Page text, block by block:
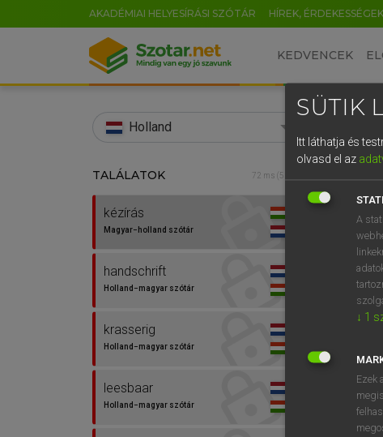
AKADÉMIAI HELYESÍRÁSI SZÓTÁR HÍREK, ÉRDEKESSÉGEK
KEDVENCEK
Holland
TALÁLATOK 72 ms (5 db)
kézírás
Magyar−holland szótár
handschrift
Holland−magyar szótár
krasserig
Holland−magyar szótár
leesbaar
Holland−magyar szótár
SÜTIK
Itt láthatja és
olvasd el az
A
↓ 1
Ezek
EN HU
0